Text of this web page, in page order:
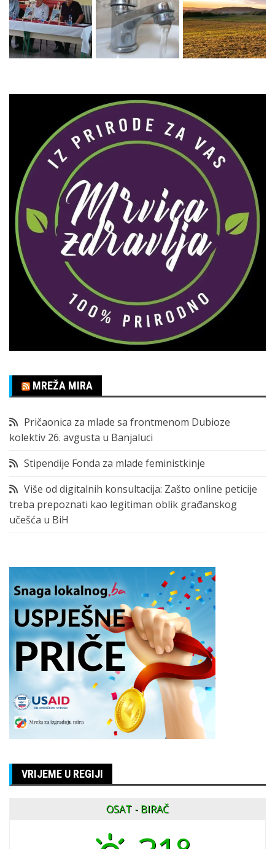
MREŽA MIRA
Pričaonica za mlade sa frontmenom Dubioze
kolektiv 26. avgusta u Banjaluci
Stipendije Fonda za mlade feministkinje
Više od digitalnih konsultacija: Zašto online peticije
treba prepoznati kao legitiman oblik građanskog
učešća u BiH
VRIJEME U REGIJI
OSAT - BIRAČ